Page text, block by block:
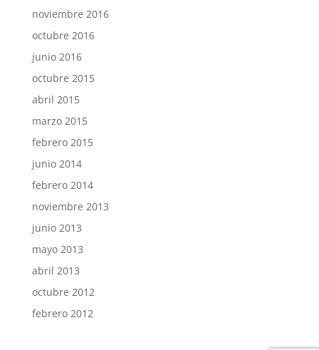
noviembre 2016
octubre 2016
junio 2016
octubre 2015
abril 2015
marzo 2015
febrero 2015
junio 2014
febrero 2014
noviembre 2013
junio 2013
mayo 2013
abril 2013
octubre 2012
febrero 2012